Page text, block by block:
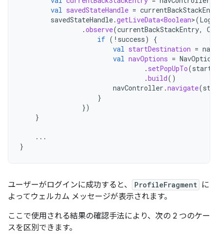
val savedStateHandle =
savedStateHandle.getLiveData<Boolean>(
.observe(currentBackStackEntry,
if ( ! success)
{
val startDestination =
val navOptions =
. setPopUpTo(
.build()
navController .navigate(
}
})
}
...
}
ユーザーがログインに成功すると、 ProfileFragment に
よってウェルカム メッセージが表示されます。
ここで使用される結果の確認手法により、次の 2 つのケー
スを区別できます。